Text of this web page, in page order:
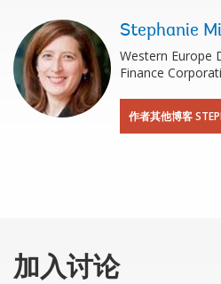
Stephanie
Western Europe
Finance
作者其他博客
加入讨论